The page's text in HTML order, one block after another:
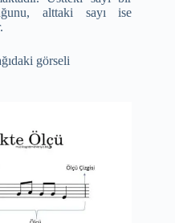
alttaki sayı ise
görseli